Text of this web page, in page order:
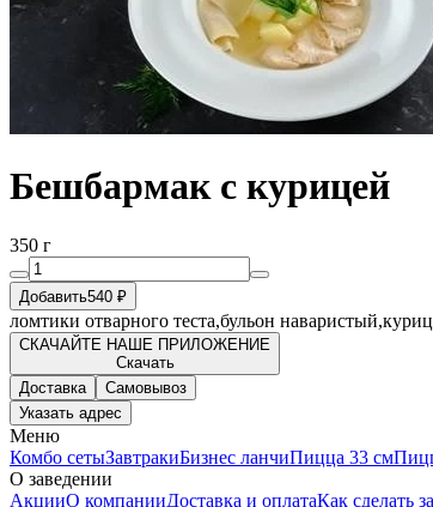
Бешбармак с курицей
350 г
Добавить540 ₽
ломтики отварного теста,бульон
СКАЧАЙТЕ НАШЕ ПРИЛОЖЕНИЕ
Скачать
Доставка
Самовывоз
Указать адрес
Меню
Комбо сетыЗавтракиБизнес ланчиПицца 33 см
О заведении
АкцииО компанииДоставка и оплатаКак сделать